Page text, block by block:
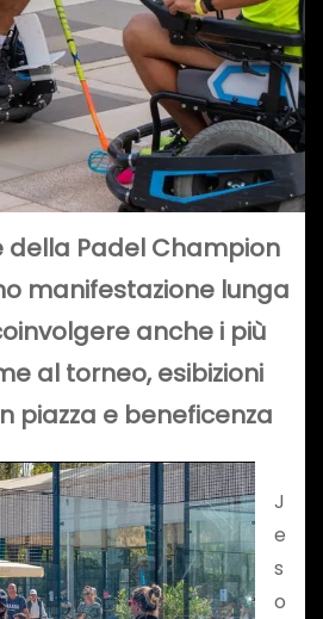
della Padel Champion
manifestazione lunga
anche i più
al torneo, esibizioni
piazza e beneficenza
J
e
s
o